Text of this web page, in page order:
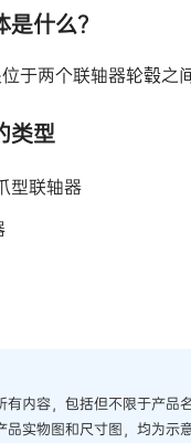
什么？
于两个联轴器轮毂之
类型
型联轴器
有内容，包括但不限于产品
品实物图和尺寸图，均为示